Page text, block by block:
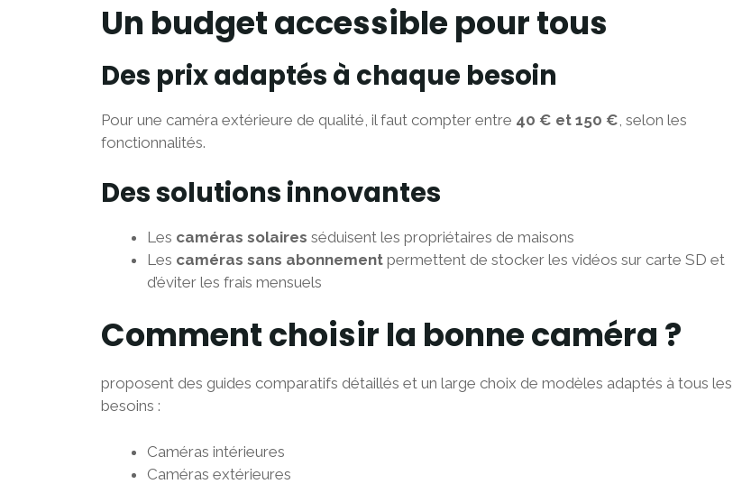
Un budget accessible pour tous
Des prix adaptés à chaque besoin
Pour une caméra extérieure de qualité, il faut compter entre 40 € et 150 €, selon les
fonctionnalités.
Des solutions innovantes
Les caméras solaires séduisent les propriétaires de maisons
Les caméras sans abonnement permettent de stocker les vidéos sur carte SD et
d’éviter les frais mensuels
Comment choisir la bonne caméra ?
proposent des guides comparatifs détaillés et un large choix de modèles adaptés à tous les
besoins :
Caméras intérieures
Caméras extérieures